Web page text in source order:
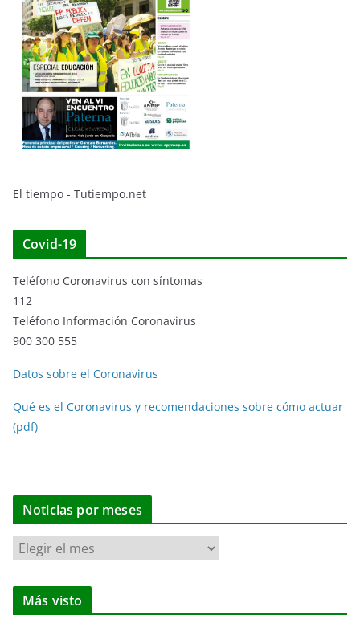
El tiempo - Tutiempo.net
Covid-19
Teléfono Coronavirus con síntomas
112
Teléfono Información Coronavirus
900 300 555
Datos sobre el Coronavirus
Qué es el Coronavirus y recomendaciones sobre cómo actuar
(pdf)
Noticias por meses
N
o
t
Más visto